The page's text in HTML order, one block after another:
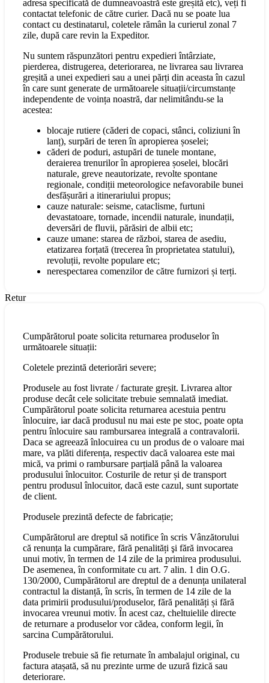
adresa specificată de dumneavoastră este greșită etc), veți fi
contactat telefonic de către curier. Dacă nu se poate lua
contact cu destinatarul, coletele rămân la curierul zonal 7
zile, după care revin la Expeditor.
Nu suntem răspunzători pentru expedieri întârziate,
pierderea, distrugerea, deteriorarea, ne livrarea sau livrarea
greșită a unei expedieri sau a unei părți din aceasta în cazul
în care sunt generate de următoarele situații/circumstanțe
independente de voința noastră, dar nelimitându-se la
acestea:
blocaje rutiere (căderi de copaci, stânci, coliziuni în
lanț), surpări de teren în apropierea șoselei;
căderi de poduri, astupări de tunele montane,
deraierea trenurilor în apropierea șoselei, blocări
naturale, greve neautorizate, revolte spontane
regionale, condiții meteorologice nefavorabile bunei
desfășurări a itinerariului propus;
cauze naturale: seisme, cataclisme, furtuni
devastatoare, tornade, incendii naturale, inundații,
deversări de fluvii, părăsiri de albii etc;
cauze umane: starea de război, starea de asediu,
etatizarea forțată (trecerea în proprietatea statului),
revoluții, revolte populare etc;
nerespectarea comenzilor de către furnizori și terți.
Retur
Cumpărătorul poate solicita returnarea produselor în
următoarele situații:
Coletele prezintă deteriorări severe;
Produsele au fost livrate / facturate greșit. Livrarea altor
produse decât cele solicitate trebuie semnalată imediat.
Cumpărătorul poate solicita returnarea acestuia pentru
înlocuire, iar dacă produsul nu mai este pe stoc, poate opta
pentru înlocuire sau rambursarea integrală a contravalorii.
Daca se agreează înlocuirea cu un produs de o valoare mai
mare, va plăti diferența, respectiv dacă valoarea este mai
mică, va primi o rambursare parțială până la valoarea
produsului înlocuitor. Costurile de retur și de transport
pentru produsul înlocuitor, dacă este cazul, sunt suportate
de client.
Produsele prezintă defecte de fabricație;
Cumpărătorul are dreptul să notifice în scris Vânzătorului
că renunța la cumpărare, fără penalități şi fără invocarea
unui motiv, în termen de 14 zile de la primirea produsului.
De asemenea, în conformitate cu art. 7 alin. 1 din O.G.
130/2000, Cumpărătorul are dreptul de a denunța unilateral
contractul la distanță, în scris, în termen de 14 zile de la
data primirii produsului/produselor, fără penalități și fără
invocarea vreunui motiv. În acest caz, cheltuielile directe
de returnare a produselor vor cădea, conform legii, în
sarcina Cumpărătorului.
Produsele trebuie să fie returnate în ambalajul original, cu
factura atașată, să nu prezinte urme de uzură fizică sau
deteriorare.